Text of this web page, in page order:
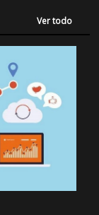
Ver todo